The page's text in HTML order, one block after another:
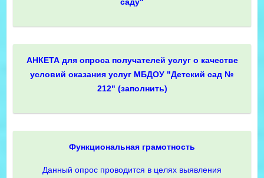
саду"
АНКЕТА для опроса получателей услуг о качестве
условий оказания услуг МБДОУ "Детский сад №
212" (заполнить)
Функциональная грамотность
Данный опрос проводится в целях выявления